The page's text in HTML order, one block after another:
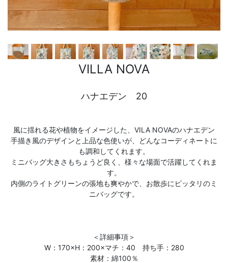
VILLA NOVA
ハナエデン 20
風に揺れる花や植物をイメージした、VILA NOVAのハナエデン
手描き風のデザインと上品な色使いが、どんなコーディネートに
も調和してくれます。
ミニバッグ大きさもちょうど良く、様々な場面で活躍してくれま
す。
内側のライトグリーンの張地も爽やかで、お散歩にピッタリのミ
ニバッグです。
＜詳細事項＞
W：170×H：200×マチ：40 持ち手：280
素材：綿100％